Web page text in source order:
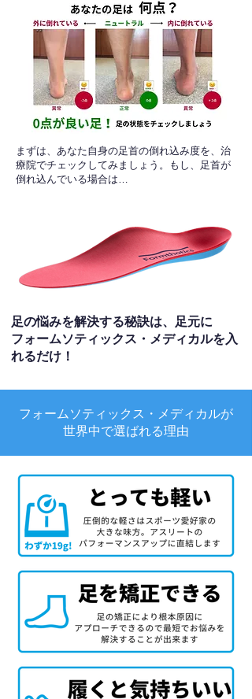
​まずは、あなた自身の足首の倒れ込み度を、治
療院でチェックしてみましょう。もし、足首が
倒れ込んでいる場合は…
足の悩みを解決する秘訣は、足元に
フォームソティックス・メディカルを入
れるだけ！
フォームソティックス・メディカルが
世界中で選ばれる理由